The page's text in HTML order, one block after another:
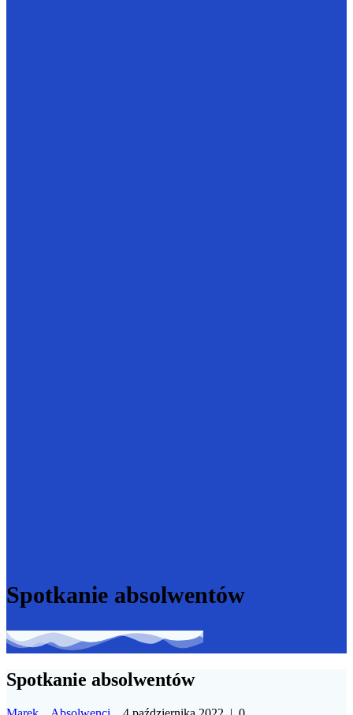
Spotkanie absolwentów
Spotkanie absolwentów